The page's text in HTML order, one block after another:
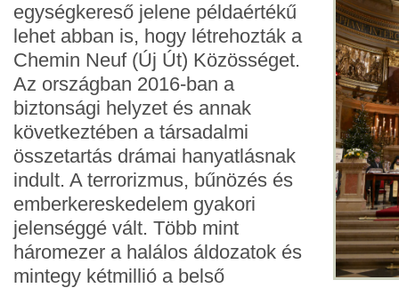
egységkereső jelene példaértékű
lehet abban is, hogy létrehozták a
Chemin Neuf (Új Út) Közösséget.
Az országban 2016-ban a
biztonsági helyzet és annak
következtében a társadalmi
összetartás drámai hanyatlásnak
indult. A terrorizmus, bűnözés és
emberkereskedelem gyakori
jelenséggé vált. Több mint
háromezer a halálos áldozatok és
mintegy kétmillió a belső